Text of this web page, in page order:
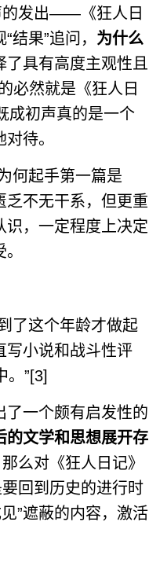
的发出——《狂人日
果”追问， 为什么
了具有高度主观性且
必然就是《狂人日
成初声真的是一个
待。
何起手第一篇是
乏不无干系，但更重
识，一定程度上决定
了这个年龄才做起
写小说和战斗性评
。”[3]
一个颇有启发性的
的文学和思想展开存
么对《狂人日记》
回到历史的进行时
”遮蔽的内容，激活